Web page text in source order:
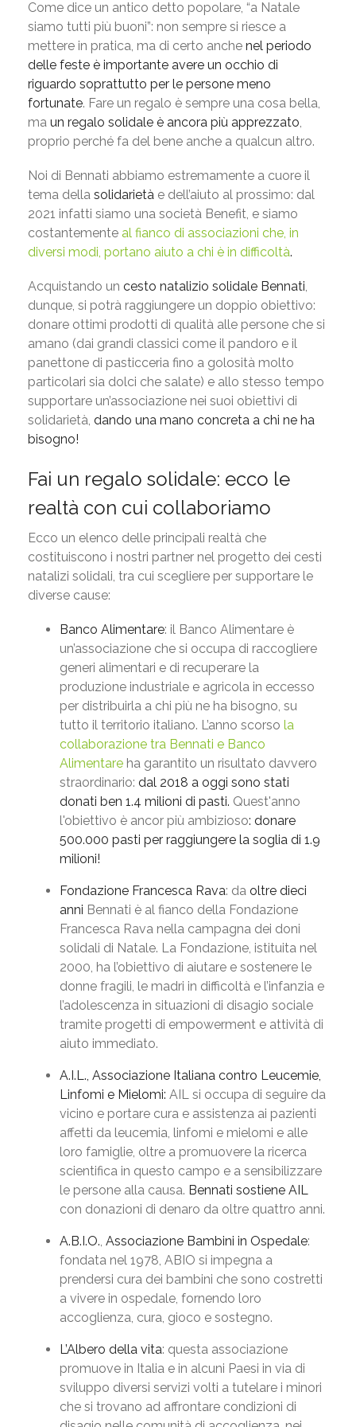
Come dice un antico detto popolare, “a Natale
siamo tutti più buoni”: non sempre si riesce a
mettere in pratica, ma di certo anchenel periodo
delle feste è importante avere un occhio di
riguardo soprattutto per le persone meno
fortunate. Fare un regalo è sempre una cosa bella,
maun regalo solidale è ancora più apprezzato,
proprio perché fa del bene anche a qualcun altro.
Noi di Bennati abbiamo estremamente a cuore il
tema dellasolidarietà e dell’aiuto al prossimo: dal
2021 infatti siamo una società Benefit, e siamo
costantemente al fianco di associazioni che, in
diversi modi, portano aiuto a chi è in difficoltà.
Acquistando uncesto natalizio solidale Bennati,
dunque, si potrà raggiungere un doppio obiettivo:
donare ottimi prodotti di qualità alle persone che si
amano (dai grandi classici come il pandoro e il
panettone di pasticceria fino a golosità molto
particolari sia dolci che salate) e allo stesso tempo
supportare un’associazione nei suoi obiettivi di
solidarietà,dando una mano concreta a chi ne ha
bisogno!
Fai un regalo solidale: ecco le
realtà con cui collaboriamo
Ecco un elenco delle principali realtà che
costituiscono i nostri partner nel progetto dei cesti
natalizi solidali, tra cui scegliere per supportare le
diverse cause:
Banco Alimentare: il Banco Alimentare è
un’associazione che si occupa di raccogliere
generi alimentari e di recuperare la
produzione industriale e agricola in eccesso
per distribuirla a chi più ne ha bisogno, su
tutto il territorio italiano. L’anno scorsola
collaborazione tra Bennati e Banco
Alimentare ha garantito un risultato davvero
straordinario: dal 2018 a oggi sono stati
donati ben 1.4 milioni di pasti. Quest'anno
l'obiettivo è ancor più ambizioso: donare
500.000 pasti per raggiungere la soglia di 1.9
milioni!
Fondazione Francesca Rava: daoltre dieci
anni Bennati è al fianco della Fondazione
Francesca Rava nella campagna dei doni
solidali di Natale. La Fondazione, istituita nel
2000, ha l’obiettivo di aiutare e sostenere le
donne fragili, le madri in difficoltà e l’infanzia e
l’adolescenza in situazioni di disagio sociale
tramite progetti di empowerment e attività di
aiuto immediato.
A.I.L., Associazione Italiana contro Leucemie,
Linfomi e Mielomi: AIL si occupa di seguire da
vicino e portare cura e assistenza ai pazienti
affetti da leucemia, linfomi e mielomi e alle
loro famiglie, oltre a promuovere la ricerca
scientifica in questo campo e a sensibilizzare
le persone alla causa. Bennati sostiene AIL
con donazioni di denaro da oltre quattro anni.
A.B.I.O. ,Associazione Bambini in Ospedale:
fondata nel 1978, ABIO si impegna a
prendersi cura dei bambini che sono costretti
a vivere in ospedale, fornendo loro
accoglienza, cura, gioco e sostegno.
L’Albero della vita: questa associazione
promuove in Italia e in alcuni Paesi in via di
sviluppo diversi servizi volti a tutelare i minori
che si trovano ad affrontare condizioni di